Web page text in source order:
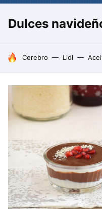
Dulces
HOY SE HABLA DE
Cerebro Lidl